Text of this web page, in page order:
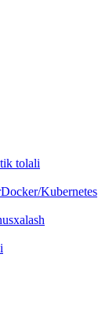
tolali
Docker/Kubernetes